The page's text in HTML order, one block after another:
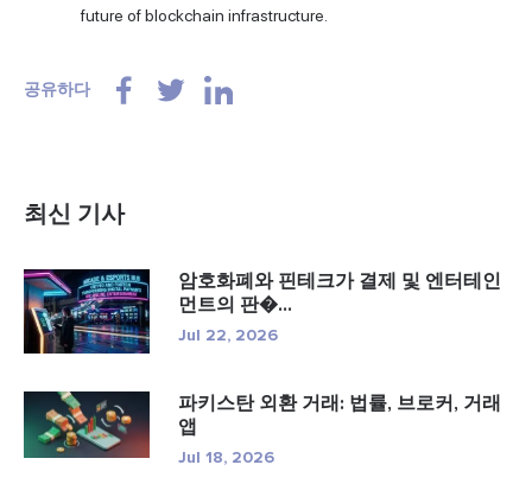
future of blockchain infrastructure.
공유하다
최신 기사
암호화폐와 핀테크가 결제 및 엔터테인
먼트의 판�...
Jul 22, 2026
파키스탄 외환 거래: 법률, 브로커, 거래
앱
Jul 18, 2026